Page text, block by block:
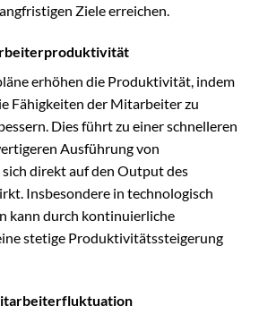
Ziele erreichen.
erhöhen die Produktivität, indem
Fähigkeiten der Mitarbeiter zu
Dies führt zu einer schnelleren
Ausführung von
direkt auf den Output des
Insbesondere in technologisch
kann durch kontinuierliche
stetige Produktivitätssteigerung